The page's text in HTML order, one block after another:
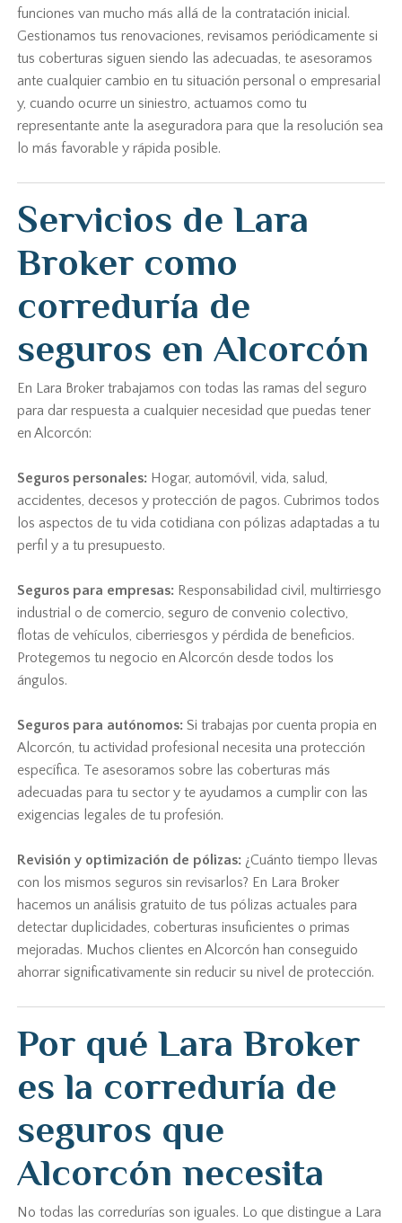
funciones van mucho más allá de la contratación inicial.
Gestionamos tus renovaciones, revisamos periódicamente si
tus coberturas siguen siendo las adecuadas, te asesoramos
ante cualquier cambio en tu situación personal o empresarial
y, cuando ocurre un siniestro, actuamos como tu
representante ante la aseguradora para que la resolución sea
lo más favorable y rápida posible.
Servicios de Lara
Broker como
correduría de
seguros en Alcorcón
En Lara Broker trabajamos con todas las ramas del seguro
para dar respuesta a cualquier necesidad que puedas tener
en Alcorcón:
Seguros personales: Hogar, automóvil, vida, salud,
accidentes, decesos y protección de pagos. Cubrimos todos
los aspectos de tu vida cotidiana con pólizas adaptadas a tu
perfil y a tu presupuesto.
Seguros para empresas: Responsabilidad civil, multirriesgo
industrial o de comercio, seguro de convenio colectivo,
flotas de vehículos, ciberriesgos y pérdida de beneficios.
Protegemos tu negocio en Alcorcón desde todos los
ángulos.
Seguros para autónomos: Si trabajas por cuenta propia en
Alcorcón, tu actividad profesional necesita una protección
específica. Te asesoramos sobre las coberturas más
adecuadas para tu sector y te ayudamos a cumplir con las
exigencias legales de tu profesión.
Revisión y optimización de pólizas: ¿Cuánto tiempo llevas
con los mismos seguros sin revisarlos? En Lara Broker
hacemos un análisis gratuito de tus pólizas actuales para
detectar duplicidades, coberturas insuficientes o primas
mejoradas. Muchos clientes en Alcorcón han conseguido
ahorrar significativamente sin reducir su nivel de protección.
Por qué Lara Broker
es la correduría de
seguros que
Alcorcón necesita
No todas las corredurías son iguales. Lo que distingue a Lara